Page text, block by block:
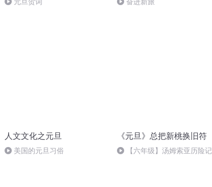
人文文化之元旦
美国的元旦习俗
《元旦》总把新桃换旧符
【六年级】汤姆索亚历险记